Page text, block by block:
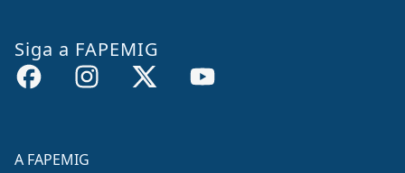
Siga a FAPEMIG
A FAPEMIG